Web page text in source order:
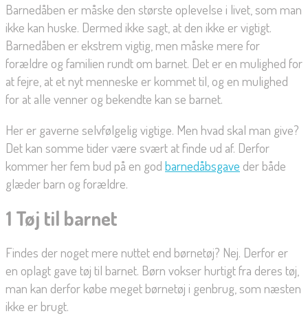
Barnedåben er måske den største oplevelse i livet, som man
ikke kan huske. Dermed ikke sagt, at den ikke er vigtigt.
Barnedåben er ekstrem vigtig, men måske mere for
forældre og familien rundt om barnet. Det er en mulighed for
at fejre, at et nyt menneske er kommet til, og en mulighed
for at alle venner og bekendte kan se barnet.
Her er gaverne selvfølgelig vigtige. Men hvad skal man give?
Det kan somme tider være svært at finde ud af. Derfor
kommer her fem bud på en god barnedåbsgave der både
glæder barn og forældre.
1 Tøj til barnet
Findes der noget mere nuttet end børnetøj? Nej. Derfor er
en oplagt gave tøj til barnet. Børn vokser hurtigt fra deres tøj,
man kan derfor købe meget børnetøj i genbrug, som næsten
ikke er brugt.